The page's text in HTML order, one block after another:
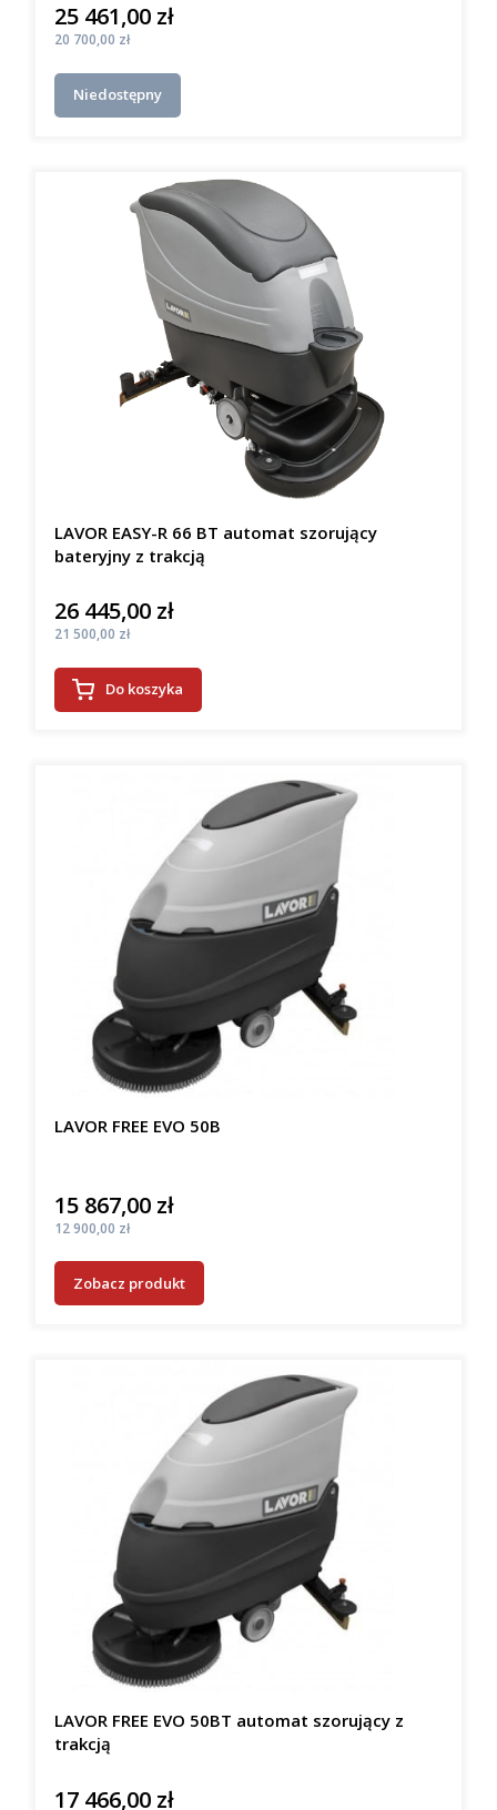
Cena
25 461,00 zł
Cena
20 700,00 zł
Niedostępny
LAVOR EASY-R 66 BT automat szorujący
bateryjny z trakcją
Cena
26 445,00 zł
Cena
21 500,00 zł
Do koszyka
LAVOR FREE EVO 50B
Cena
15 867,00 zł
Cena
12 900,00 zł
Zobacz produkt
LAVOR FREE EVO 50BT automat szorujący z
trakcją
Cena
17 466,00 zł